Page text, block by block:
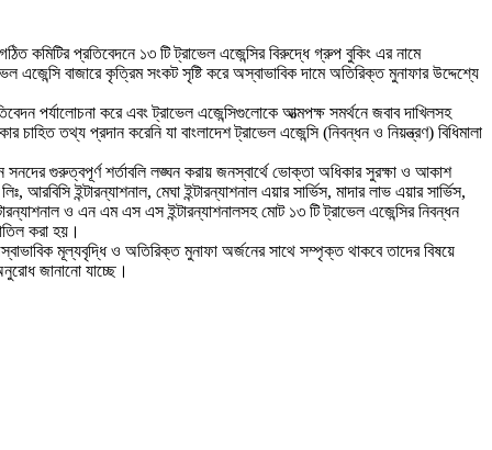
কমিটির প্রতিবেদনে ১৩ টি ট্রাভেল এজেন্সির বিরুদ্ধে গ্রুপ বুকিং এর নামে
বাজারে কৃত্রিম সংকট সৃষ্টি করে অস্বাভাবিক দামে অতিরিক্ত মুনাফার উদ্দেশ্যে
পর্যালোচনা করে এবং ট্রাভেল এজেন্সিগুলোকে আত্মপক্ষ সমর্থনে জবাব দাখিলসহ
তথ্য প্রদান করেনি যা বাংলাদেশ ট্রাভেল এজেন্সি (নিবন্ধন ও নিয়ন্ত্রণ) বিধিমালা
সনদের গুরুত্বপূর্ণ শর্তাবলি লঙ্ঘন করায় জনস্বার্থে ভোক্তা অধিকার সুরক্ষা ও আকাশ
ইন্টারন্যাশনাল, মেঘা ইন্টারন্যাশনাল এয়ার সার্ভিস, মাদার লাভ এয়ার সার্ভিস,
ও এন এম এস এস ইন্টারন্যাশনালসহ মোট ১৩ টি ট্রাভেল এজেন্সির নিবন্ধন
করা হয়।
মূল্যবৃদ্ধি ও অতিরিক্ত মুনাফা অর্জনের সাথে সম্পৃক্ত থাকবে তাদের বিষয়ে
জানানো যাচ্ছে।